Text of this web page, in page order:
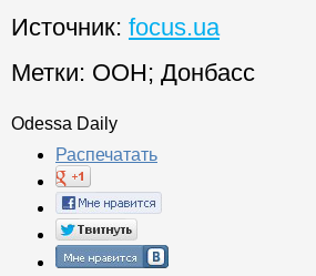
Источник: focus.ua
Метки: ООН; Донбасс
Odessa Daily
Распечатать